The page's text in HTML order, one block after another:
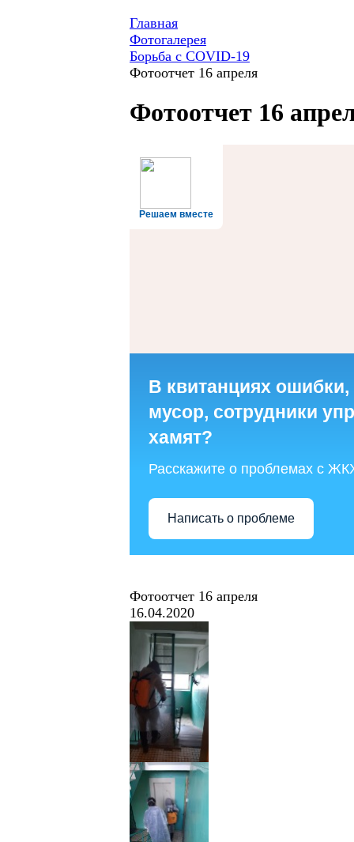
Главная
Фотогалерея
Борьба с COVID-19
Фотоотчет 16 апреля
Фотоотчет 16
Решаем вместе
В квитанциях
мусор, сотрудники
хамят?
Расскажите о проблемах с
Написать о проблеме
Фотоотчет 16 апреля
16.04.2020